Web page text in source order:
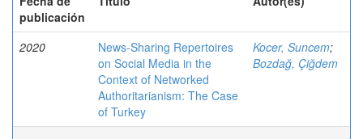
publicación
2020
News-Sharing Repertoires
on Social Media in the
Context of Networked
Authoritarianism: The Case
of Turkey
Kocer, Suncem;
Bozdağ, Çiğdem